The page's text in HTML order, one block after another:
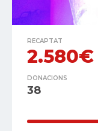
RECAPTAT
2.580€
DONACIONS
38